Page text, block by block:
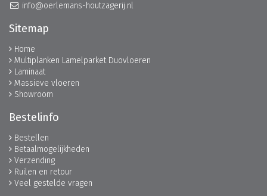
info@oerlemans-houtzagerij.nl
Sitemap
Home
Multiplanken Lamelparket Duovloeren
Laminaat
Massieve vloeren
Showroom
Bestelinfo
Bestellen
Betaalmogelijkheden
Verzending
Ruilen en retour
Veel gestelde vragen